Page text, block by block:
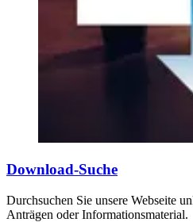
Download-Suche
Durchsuchen Sie unsere Webseite
Anträgen oder Informationsmaterial.